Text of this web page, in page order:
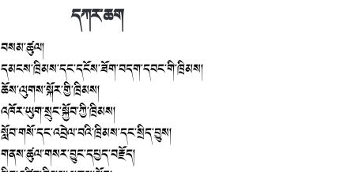
དཀར་ཆག
བསམ་ཚུལ།
དམངས་ཁྲིམས་དང་དངོས་ཟོག་བདག་དབང་གི་ཁྲིམས།
ཆོས་ལུགས་སྐོར་གྱི་ཁྲིམས།
འཁོར་ཡུག་སྲུང་སྐྱོབ་ཀྱི་ཁྲིམས།
སློབ་གསོ་དང་འབྲེལ་བའི་ཁྲིམས་དང་སྲིད་བྱུས།
གནས་ཚུལ་གསར་བྱུང་དཔྱད་བརྗོད།